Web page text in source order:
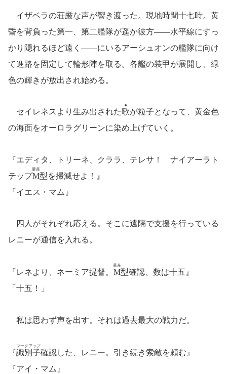
イザベラの荘厳な声が響き渡った。現地時間十七時。黄
昏を背負った第一、第二艦隊が遥か彼方――水平線にすっ
かり隠れるほど遠く――にいるアーシュオンの艦隊に向け
て進路を固定して輪形陣を取る。各艦の装甲が展開し、緑
色の輝きが放出され始める。
セイレネスより生み出された歌が粒子となって、黄金色
の海面をオーロラグリーンに染め上げていく。
『エディタ、トリーネ、クララ、テレサ！ ナイアーラト
テップM
量産
型を掃滅せよ！』
『イエス・マム』
四人がそれぞれ応える。そこに遠隔で支援を行っている
レニーが通信を入れる。
『レネより、ネーミア提督。 M
量産
型確認、数は十五』
「十五！」
私は思わず声を出す。それは過去最大の戦力だ。
『識別子
マークアップ
確認した、レニー。引き続き索敵を頼む』
『アイ・マム』